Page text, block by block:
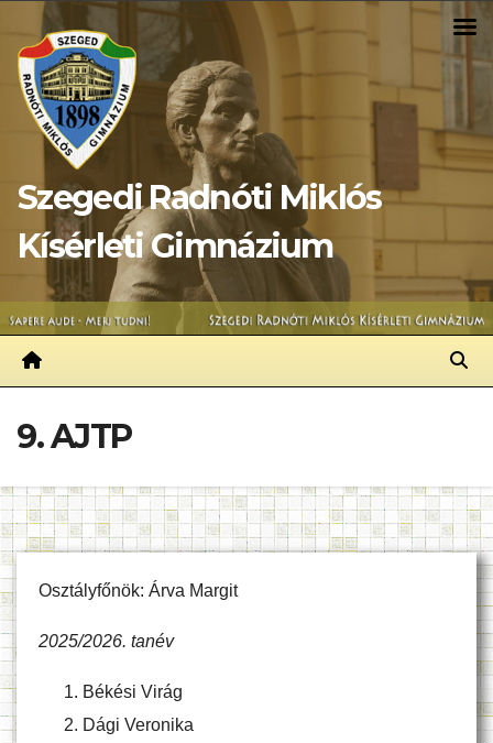
content
Szegedi Radnóti Miklós
Kísérleti Gimnázium
9. AJTP
Osztályfőnök: Árva Margit
2025/2026. tanév
Békési Virág
Dági Veronika